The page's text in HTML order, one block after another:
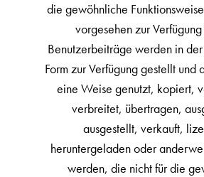
die gewöhnliche
vorgesehen zur
Benutzerbeiträge werden in
Form zur Verfügung gestellt und
eine Weise genutzt, kopiert,
verbreitet, übertragen,
ausgestellt, verkauft,
heruntergeladen oder
werden, die nicht für die